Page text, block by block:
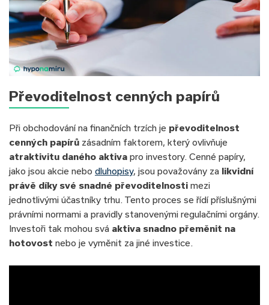
Převoditelnost cenných papírů
Při obchodování na finančních trzích je převoditelnost
cenných papírů zásadním faktorem, který ovlivňuje
atraktivitu daného aktiva pro investory. Cenné papíry,
jako jsou akcie nebo dluhopisy, jsou považovány za likvidní
právě díky své snadné převoditelnosti mezi
jednotlivými účastníky trhu. Tento proces se řídí příslušnými
právními normami a pravidly stanovenými regulačními orgány.
Investoři tak mohou svá aktiva snadno přeměnit na
hotovost nebo je vyměnit za jiné investice.